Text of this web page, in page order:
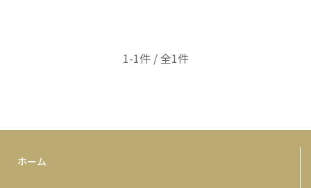
1-1件 / 全1件
ホーム